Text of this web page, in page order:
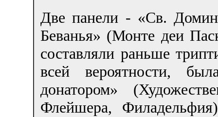
Две панели - «Св.
Беванья» (Монте деи
составляли раньше
всей вероятности,
донатором»
Флейшера,